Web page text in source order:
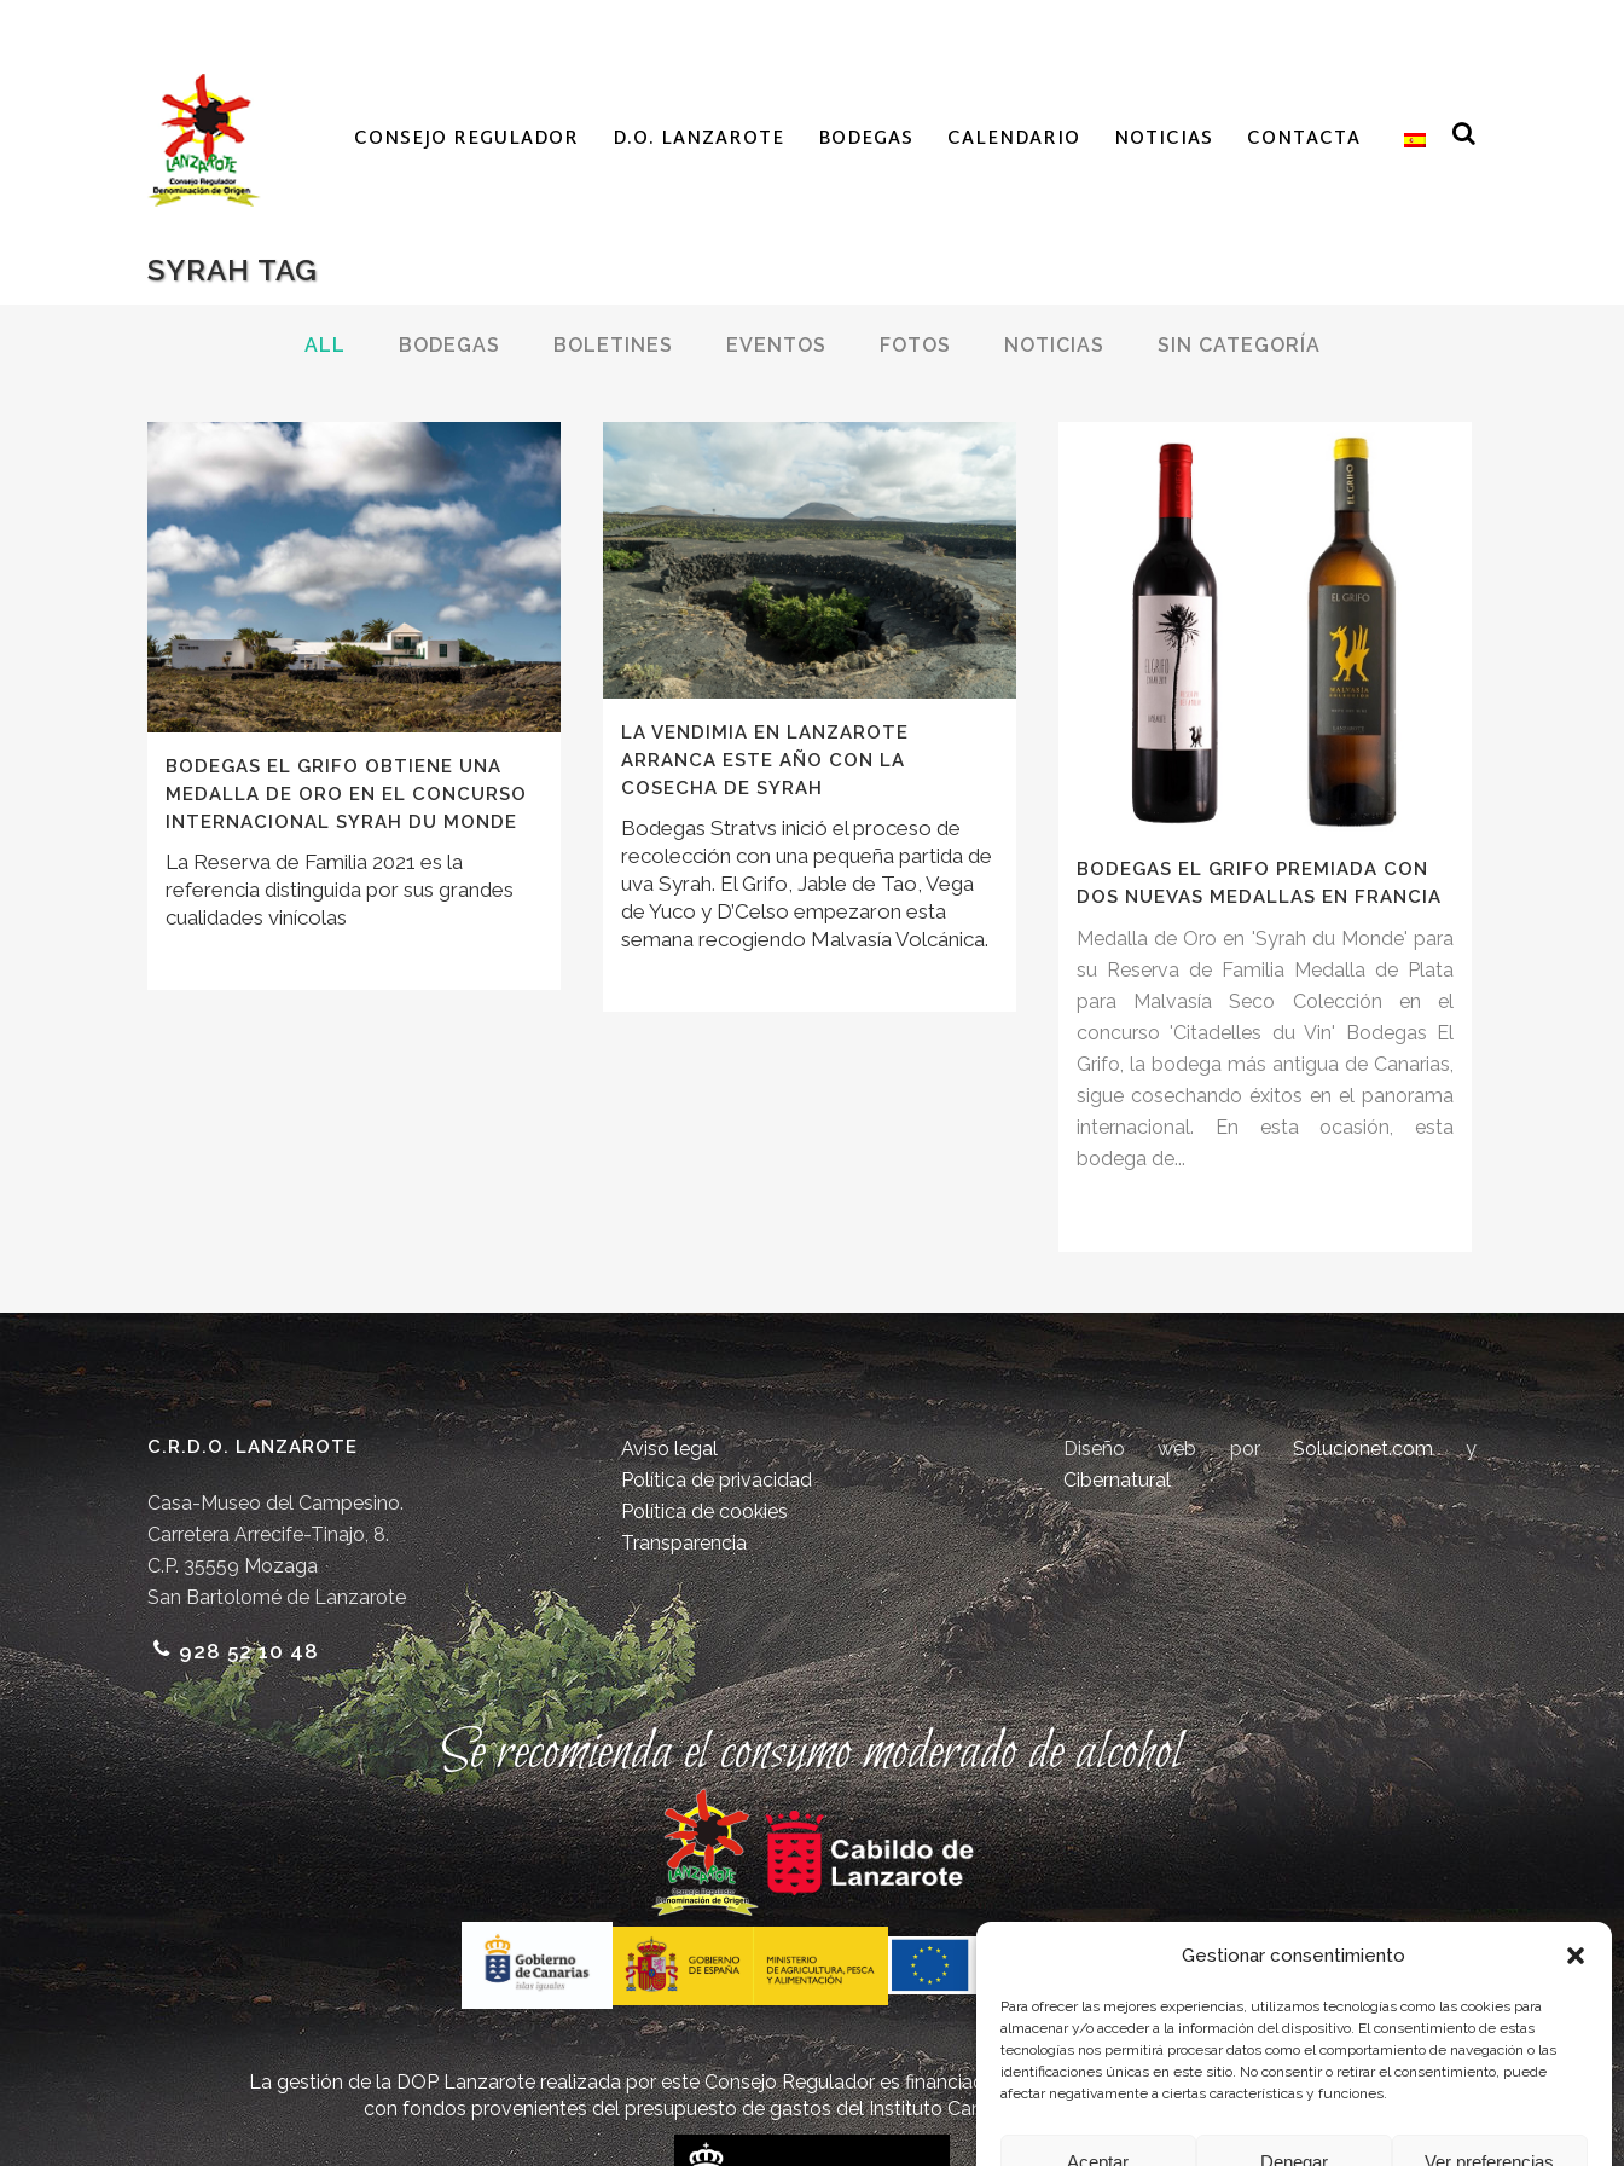
Gestionar consentimiento
Para ofrecer las mejores experiencias, utilizamos tecnologías como las cookies para
almacenar y/o acceder a la información del dispositivo. El consentimiento de estas
tecnologías nos permitirá procesar datos como el comportamiento de navegación o las
identificaciones únicas en este sitio. No consentir o retirar el consentimiento, puede
afectar negativamente a ciertas características y funciones.
Aceptar Denegar Ver preferencias
CONSEJO REGULADOR D.O. LANZAROTE BODEGAS CALENDARIO NOTICIAS CONTACTA
SYRAH TAG
ALL BODEGAS BOLETINES EVENTOS FOTOS NOTICIAS SIN CATEGORÍA
BODEGAS EL GRIFO OBTIENE UNA
MEDALLA DE ORO EN EL CONCURSO
INTERNACIONAL SYRAH DU MONDE
La Reserva de Familia 2021 es la
referencia distinguida por sus grandes
cualidades vinícolas
LA VENDIMIA EN LANZAROTE
ARRANCA ESTE AÑO CON LA
COSECHA DE SYRAH
Bodegas Stratvs inició el proceso de
recolección con una pequeña partida de
uva Syrah. El Grifo, Jable de Tao, Vega
de Yuco y D’Celso empezaron esta
semana recogiendo Malvasía Volcánica.
BODEGAS EL GRIFO PREMIADA CON
DOS NUEVAS MEDALLAS EN FRANCIA
Medalla de Oro en 'Syrah du Monde' para
su Reserva de Familia Medalla de Plata
para Malvasía Seco Colección en el
concurso 'Citadelles du Vin' Bodegas El
Grifo, la bodega más antigua de Canarias,
sigue cosechando éxitos en el panorama
internacional. En esta ocasión, esta
bodega de...
C.R.D.O. LANZAROTE
Casa-Museo del Campesino.
Carretera Arrecife-Tinajo, 8.
C.P. 35559 Mozaga
San Bartolomé de Lanzarote
928 52 10 48
Aviso legal
Política de privacidad
Política de cookies
Transparencia
Diseño web porSolucionet.comy
Cibernatural
Se recomienda el consumo moderado de alcohol
La gestión de la DOP Lanzarote realizada por este Consejo Regulador es financiada, parcialmente, por el Gobierno de Canarias
con fondos provenientes del presupuesto de gastos del Instituto Canario de Calidad Agroalimentaria